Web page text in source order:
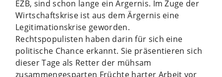
EZB, sind schon lange ein Ärgernis. Im Zuge der
Wirtschaftskrise ist aus dem Ärgernis eine
Legitimationskrise geworden.
Rechtspopulisten haben darin für sich eine
politische Chance erkannt. Sie präsentieren sich
dieser Tage als Retter der mühsam
zusammengesparten Früchte harter Arbeit vor